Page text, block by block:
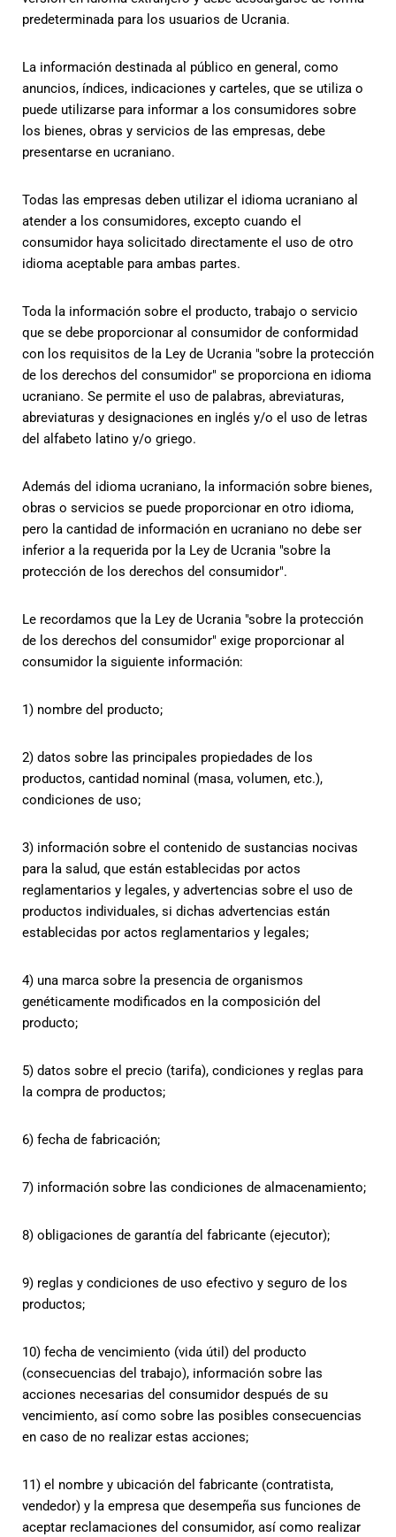
predeterminada para los usuarios de Ucrania.
La información destinada al público en general, como
anuncios, índices, indicaciones y carteles, que se utiliza o
puede utilizarse para informar a los consumidores sobre
los bienes, obras y servicios de las empresas, debe
presentarse en ucraniano.
Todas las empresas deben utilizar el idioma ucraniano al
atender a los consumidores, excepto cuando el
consumidor haya solicitado directamente el uso de otro
idioma aceptable para ambas partes.
Toda la información sobre el producto, trabajo o servicio
que se debe proporcionar al consumidor de conformidad
con los requisitos de la Ley de Ucrania "sobre la protección
de los derechos del consumidor" se proporciona en idioma
ucraniano. Se permite el uso de palabras, abreviaturas,
abreviaturas y designaciones en inglés y/o el uso de letras
del alfabeto latino y/o griego.
Además del idioma ucraniano, la información sobre bienes,
obras o servicios se puede proporcionar en otro idioma,
pero la cantidad de información en ucraniano no debe ser
inferior a la requerida por la Ley de Ucrania "sobre la
protección de los derechos del consumidor".
Le recordamos que la Ley de Ucrania "sobre la protección
de los derechos del consumidor" exige proporcionar al
consumidor la siguiente información:
1) nombre del producto;
2) datos sobre las principales propiedades de los
productos, cantidad nominal (masa, volumen, etc.),
condiciones de uso;
3) información sobre el contenido de sustancias nocivas
para la salud, que están establecidas por actos
reglamentarios y legales, y advertencias sobre el uso de
productos individuales, si dichas advertencias están
establecidas por actos reglamentarios y legales;
4) una marca sobre la presencia de organismos
genéticamente modificados en la composición del
producto;
5) datos sobre el precio (tarifa), condiciones y reglas para
la compra de productos;
6) fecha de fabricación;
7) información sobre las condiciones de almacenamiento;
8) obligaciones de garantía del fabricante (ejecutor);
9) reglas y condiciones de uso efectivo y seguro de los
productos;
10) fecha de vencimiento (vida útil) del producto
(consecuencias del trabajo), información sobre las
acciones necesarias del consumidor después de su
vencimiento, así como sobre las posibles consecuencias
en caso de no realizar estas acciones;
11) el nombre y ubicación del fabricante (contratista,
vendedor) y la empresa que desempeña sus funciones de
aceptar reclamaciones del consumidor, así como realizar